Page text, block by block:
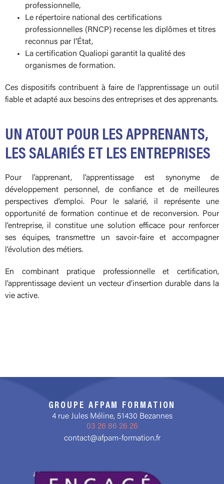
professionnelle,
Le répertoire national des certifications
professionnelles (RNCP) recense les diplômes et titres
reconnus par l’État,
La certification Qualiopi garantit la qualité des
organismes de formation.
Ces dispositifs contribuent à faire de l’apprentissage un outil
fiable et adapté aux besoins des entreprises et des apprenants.
UN ATOUT POUR LES APPRENANTS,
LES SALARIÉS ET LES ENTREPRISES
Pour l’apprenant, l’apprentissage est synonyme de
développement personnel, de confiance et de meilleures
perspectives d’emploi. Pour le salarié, il représente une
opportunité de formation continue et de reconversion. Pour
l’entreprise, il constitue une solution efficace pour renforcer
ses équipes, transmettre un savoir-faire et accompagner
l’évolution des métiers.
En combinant pratique professionnelle et certification,
l’apprentissage devient un vecteur d’insertion durable dans la
vie active.
GROUPE AFPAM FORMATION
4 rue Jules Méline, 51430 Bezannes
03 26 86 26 26
contact@afpam-formation.fr